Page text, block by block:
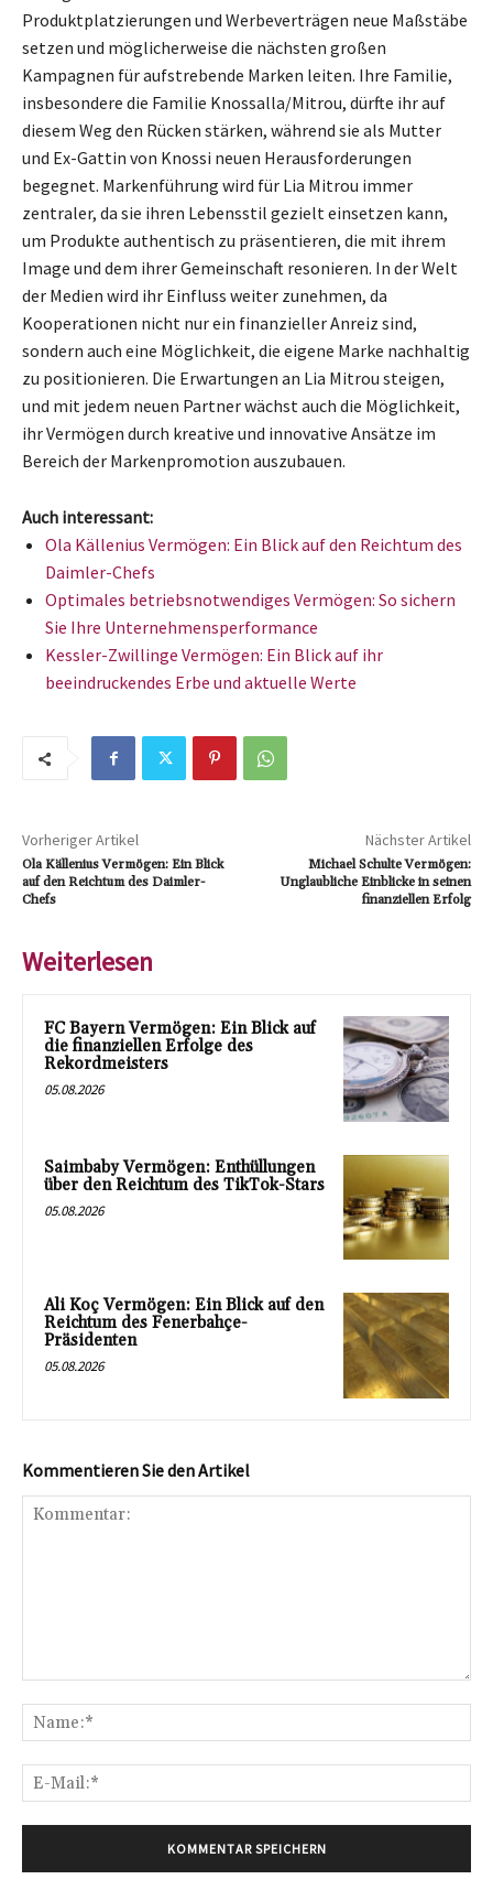
Produktplatzierungen und Werbeverträgen neue Maßstäbe
setzen und möglicherweise die nächsten großen
Kampagnen für aufstrebende Marken leiten. Ihre Familie,
insbesondere die Familie Knossalla/Mitrou, dürfte ihr auf
diesem Weg den Rücken stärken, während sie als Mutter
und Ex-Gattin von Knossi neuen Herausforderungen
begegnet. Markenführung wird für Lia Mitrou immer
zentraler, da sie ihren Lebensstil gezielt einsetzen kann,
um Produkte authentisch zu präsentieren, die mit ihrem
Image und dem ihrer Gemeinschaft resonieren. In der Welt
der Medien wird ihr Einfluss weiter zunehmen, da
Kooperationen nicht nur ein finanzieller Anreiz sind,
sondern auch eine Möglichkeit, die eigene Marke nachhaltig
zu positionieren. Die Erwartungen an Lia Mitrou steigen,
und mit jedem neuen Partner wächst auch die Möglichkeit,
ihr Vermögen durch kreative und innovative Ansätze im
Bereich der Markenpromotion auszubauen.
Auch interessant:
Ola Källenius Vermögen: Ein Blick auf den Reichtum des
Daimler-Chefs
Optimales betriebsnotwendiges Vermögen: So sichern
Sie Ihre Unternehmensperformance
Kessler-Zwillinge Vermögen: Ein Blick auf ihr
beeindruckendes Erbe und aktuelle Werte
Vorheriger Artikel
Ola Källenius Vermögen: Ein Blick
auf den Reichtum des Daimler-
Chefs
Nächster Artikel
Michael Schulte Vermögen:
Unglaubliche Einblicke in seinen
finanziellen Erfolg
Weiterlesen
FC Bayern Vermögen: Ein Blick auf
die finanziellen Erfolge des
Rekordmeisters
05.08.2026
Saimbaby Vermögen: Enthüllungen
über den Reichtum des TikTok-Stars
05.08.2026
Ali Koç Vermögen: Ein Blick auf den
Reichtum des Fenerbahçe-
Präsidenten
05.08.2026
Kommentieren Sie den Artikel